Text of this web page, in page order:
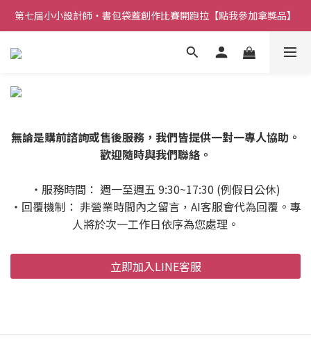
第七屆小小設計師・書包袋蓋創作比賽開跑拉【點我參加拿獎品】
無論是購前諮詢或售後服務，我們皆提供一對一專人協助。
歡迎隨時與我們聯絡。
・服務時間： 週一至週五 9:30~17:30 (例假日公休)
・回覆機制： 非營業時間內之留言，AI客服會代為回覆。專
人將於次一工作日依序為您處理。
立即加入LINE客服